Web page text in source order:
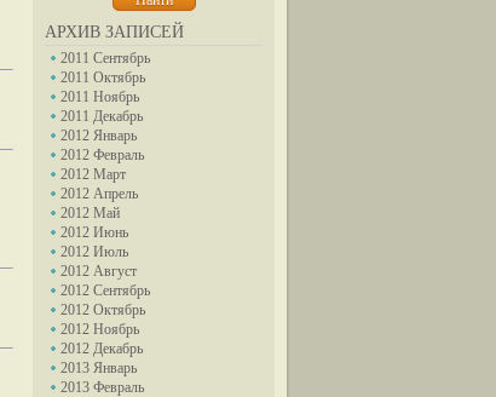
АРХИВ ЗАПИСЕЙ
2011 Сентябрь
2011 Октябрь
2011 Ноябрь
2011 Декабрь
2012 Январь
2012 Февраль
2012 Март
2012 Апрель
2012 Май
2012 Июнь
2012 Июль
2012 Август
2012 Сентябрь
2012 Октябрь
2012 Ноябрь
2012 Декабрь
2013 Январь
2013 Февраль